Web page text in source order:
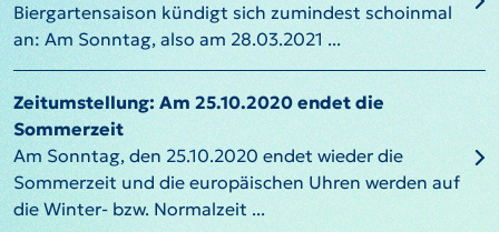
Biergartensaison kündigt sich zumindest schoinmal
an: Am Sonntag, also am 28.03.2021 ...
Zeitumstellung: Am 25.10.2020 endet die
Sommerzeit
Am Sonntag, den 25.10.2020 endet wieder die
Sommerzeit und die europäischen Uhren werden auf
die Winter- bzw. Normalzeit ...